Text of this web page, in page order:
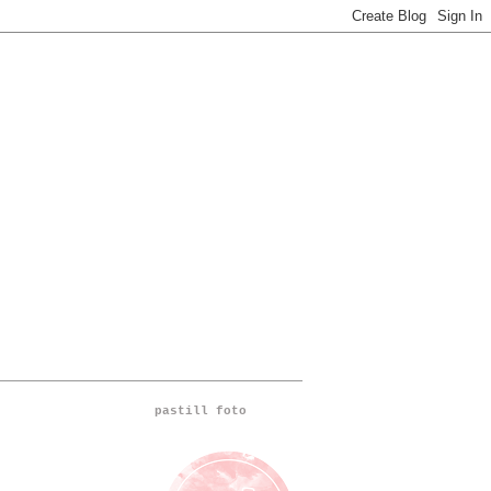
pastill foto